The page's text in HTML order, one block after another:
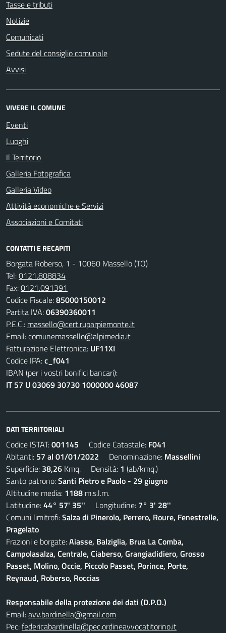
Tasse e tributi
Notizie
Comunicati
Sedute del consiglio comunale
Avvisi
VIVERE IL COMUNE
Eventi
Luoghi
Il Territorio
Galleria Fotografica
Galleria Video
Attività economiche e Servizi
Associazioni e Comitati
CONTATTI E RECAPITI
Borgata Roberso, 1 - 10060 Massello (TO)
Tel:0121.808834
Fax:0121.091391
Codice Fiscale:85000150012
Partita IVA:06390360011
P.E.C.: massello@cert.ruparpiemonte.it
Email:comunemassello@alpimedia.it
Fatturazione Elettronica: UF11XI
Codice IPA:c_f041
IBAN (per i vostri bonifici bancari):
IT 57 U 03069 30730 1000000 46087
DATI TERRITORIALI
Codice ISTAT:001145 Codice Catastale: F041
Abitanti: 57 al 01/01/2022 Denominazione: Massellini
Superficie: 38,26 Kmq. Densità: 1 (ab/kmq.)
Santo patrono:Santi Pietro e Paolo - 29 giugno
Altitudine media: 1188 m.s.l.m.
Latitudine:44° 57' 35'' Longitudine: 7° 3' 28''
Comuni limitrofi:Salza di Pinerolo, Perrero, Roure, Fenestrelle,
Pragelato
Frazioni e borgate:Aiasse, Balziglia, Brua La Comba,
Campolasalza, Centrale, Ciaberso, Grangiadidiero, Grosso
Passet, Molino, Occie, Piccolo Passet, Porince, Porte,
Reynaud, Roberso, Roccias
Responsabile della protezione dei dati (D.P.O.)
Email:avv.bardinella@gmail.com
Pec:federicabardinella@pec.ordineavvocatitorino.it